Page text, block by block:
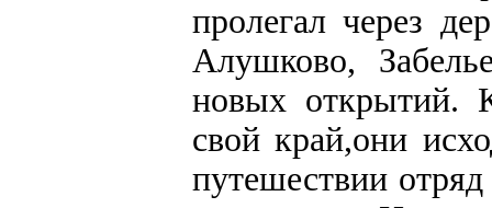
пролегал через
Алушково,
новых открытий.
свой край,они
путешествии